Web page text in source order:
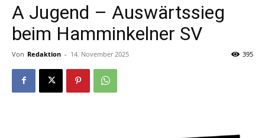
A Jugend – Auswärtssieg
beim Hamminkelner SV
Von Redaktion - 14. November 2025 395